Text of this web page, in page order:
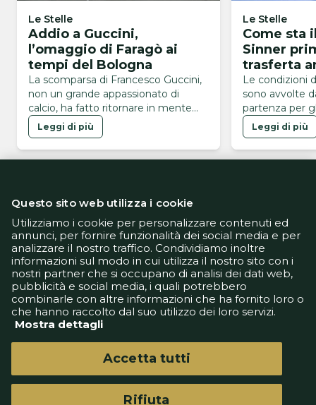
Le Stelle
Addio a Guccini,
l’omaggio di Faragò ai
tempi del Bologna
La scomparsa di Francesco Guccini,
non un grande appassionato di
calcio, ha fatto ritornare in mente
l'omaggio di Faragò ai tempi del
Bologna
Leggi di più
Le Stelle
Come sta
Sinner
trasferta
Pareri
Le condizioni
sono avvolte
partenza per
Leggi di più
Informativa Privacy
Informativa Cookie
Tech App
Gestione preferenze
support@goldbetlive.it
Questo sito web utilizza i cookie
Utilizziamo i cookie per personalizzare contenuti ed
annunci, per fornire funzionalità dei social media e per
analizzare il nostro traffico. Condividiamo inoltre
informazioni sul modo in cui utilizza il nostro sito con i
nostri partner che si occupano di analisi dei dati web,
pubblicità e social media, i quali potrebbero
combinarle con altre informazioni che ha fornito loro o
che hanno raccolto dal suo utilizzo dei loro servizi.
Mostra dettagli
Rifiuta
Accetta tutti